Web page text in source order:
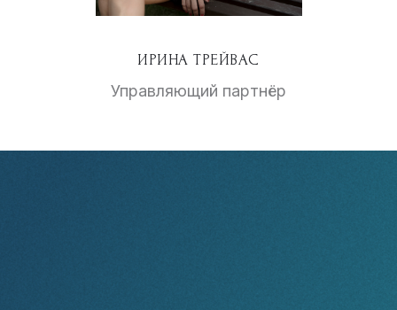
ИРИНА ТРЕЙВАС
Управляющий партнёр